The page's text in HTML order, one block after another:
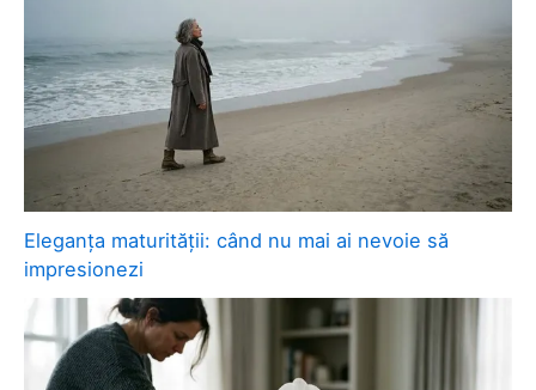
Eleganța maturității: când nu mai ai nevoie să
impresionezi